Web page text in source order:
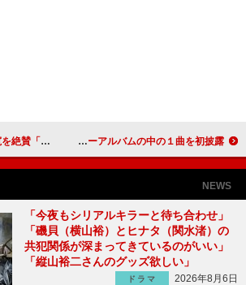
ル」公開直前特別試写会 Ｋａｌａｆｉｎａ、渋谷パルコ屋上でライブ 雨の中、ニューアルバムの中の１曲を初披露
NEWS
「今夜もシリアルキラーと待ち合わせ」
「磯貝（横山裕）とヒナタ（関水渚）の
共犯関係が深まってきているのがいい」
「縦山裕二さんのグッズ欲しい」
ドラマ
2026年8月6日